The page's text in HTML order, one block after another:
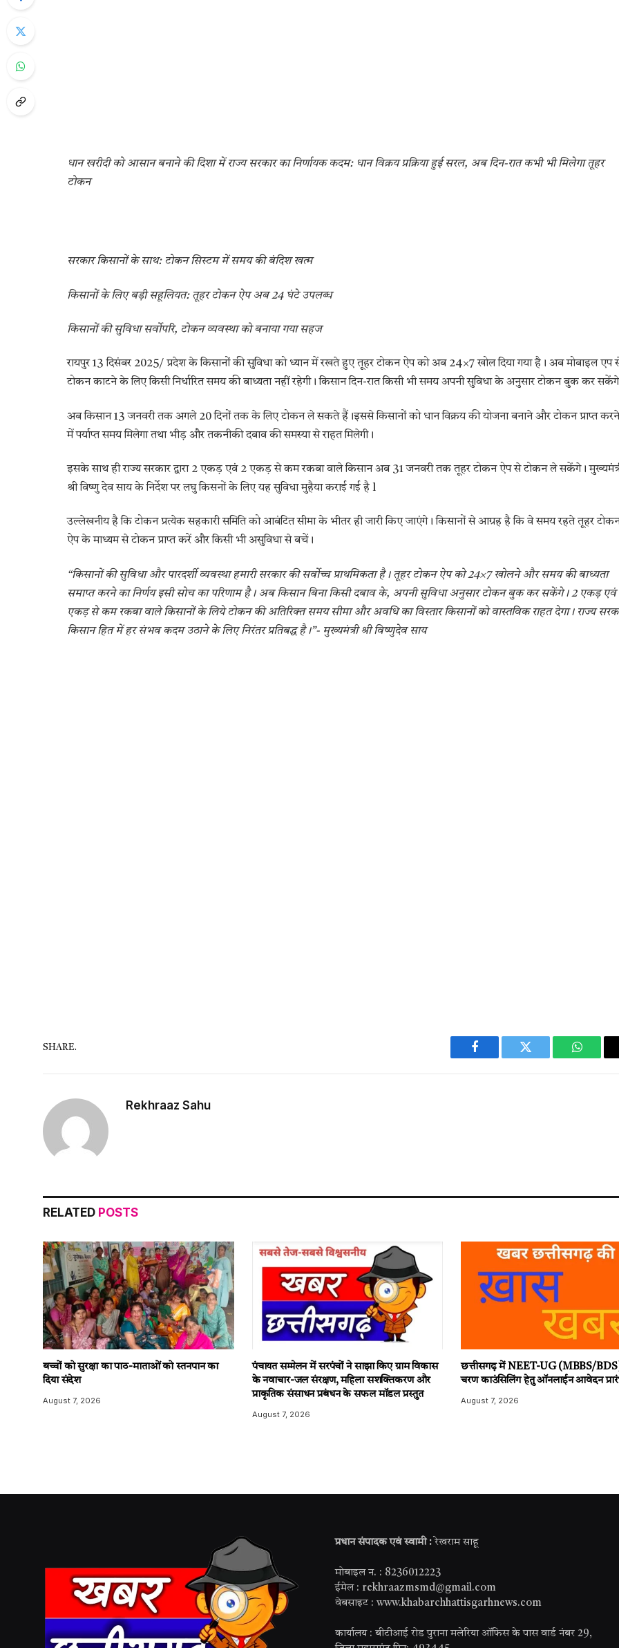
धान खरीदी को आसान बनाने की दिशा में राज्य सरकार का निर्णायक कदम: धान विक्रय प्रक्रिया हुई सरल, अब दिन-रात कभी भी मिलेगा तूहर
टोकन
सरकार किसानों के साथ: टोकन सिस्टम में समय की बंदिश खत्म
किसानों के लिए बड़ी सहूलियत: तूहर टोकन ऐप अब 24 घंटे उपलब्ध
किसानों की सुविधा सर्वोपरि, टोकन व्यवस्था को बनाया गया सहज
रायपुर 13 दिसंबर 2025/ प्रदेश के किसानों की सुविधा को ध्यान में रखते हुए तूहर टोकन ऐप को अब 24×7 खोल दिया गया है। अब मोबाइल एप
टोकन काटने के लिए किसी निर्धारित समय की बाध्यता नहीं रहेगी। किसान दिन-रात किसी भी समय अपनी सुविधा के अनुसार टोकन बुक कर
अब किसान 13 जनवरी तक अगले 20 दिनों तक के लिए टोकन ले सकते हैं।इससे किसानों को धान विक्रय की योजना बनाने और टोकन प्राप्त करने
में पर्याप्त समय मिलेगा तथा भीड़ और तकनीकी दबाव की समस्या से राहत मिलेगी।
इसके साथ ही राज्य सरकार द्वारा 2 एकड़ एवं 2 एकड़ से कम रकबा वाले किसान अब 31 जनवरी तक तूहर टोकन ऐप से टोकन ले सकेंगे।
श्री विष्णु देव साय के निर्देश पर लघु किसनों के लिए यह सुविधा मुहैया कराई गई है l
उल्लेखनीय है कि टोकन प्रत्येक सहकारी समिति को आबंटित सीमा के भीतर ही जारी किए जाएंगे। किसानों से आग्रह है कि वे समय रहते तूहर
ऐप के माध्यम से टोकन प्राप्त करें और किसी भी असुविधा से बचें।
“किसानों की सुविधा और पारदर्शी व्यवस्था हमारी सरकार की सर्वोच्च प्राथमिकता है। तूहर टोकन ऐप को 24×7 खोलने और समय की बाध्यता
समाप्त करने का निर्णय इसी सोच का परिणाम है। अब किसान बिना किसी दबाव के, अपनी सुविधा अनुसार टोकन बुक कर सकेंगे। 2 एकड़ एवं
एकड़ से कम रकबा वाले किसानों के लिये टोकन की अतिरिक्त समय सीमा और अवधि का विस्तार किसानों को वास्तविक राहत देगा। राज्य
किसान हित में हर संभव कदम उठाने के लिए निरंतर प्रतिबद्ध है।”- मुख्यमंत्री श्री विष्णुदेव साय
SHARE.
Facebook Twitter
Rekhraaz Sahu
RELATED POSTS
बच्चों को सुरक्षा का पाठ-माताओं को स्तनपान का
दिया संदेश
August 7, 2026
पंचायत सम्मेलन में सरपंचों ने साझा किए ग्राम विकास
के नवाचार-जल संरक्षण, महिला सशक्तिकरण और
प्राकृतिक संसाधन प्रबंधन के सफल मॉडल प्रस्तुत
August 7, 2026
छत्तीसगढ़ में NEET-UG (MBBS/BDS)
चरण काउंसिलिंग हेतु ऑनलाईन आवेदन
August 7, 2026
प्रधान संपादक एवं स्वामी : रेखराम साहू
मोबाइल न. : 8236012223
ईमेल : rekhraazmsmd@gmail.com
वेबसाइट : www.khabarchhattisgarhnews.com
कार्यालय : बीटीआई रोड पुराना मलेरिया ऑफिस के पास वार्ड नंबर 29,